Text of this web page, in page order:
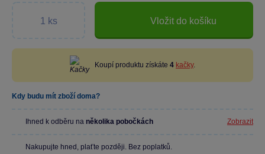
Vložit do košíku
Koupí produktu získáte 4 kačky.
Kdy budu mít zboží doma?
Ihned k odběru na několika pobočkách Zobrazit
Nakupujte hned, plaťte později. Bez poplatků.